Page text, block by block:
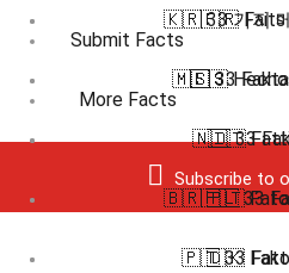
Submit Facts
More Facts
Subscribe to
🇰🇷 33 가지
🇲🇸 33 Fakta
🇳🇴 33
🇵🇱 33
🇵🇹 33
🇫🇷 Faits
🇪🇸
🇮🇹 Fatti
🇧🇷 🇵🇹 Fatos
🇩🇰